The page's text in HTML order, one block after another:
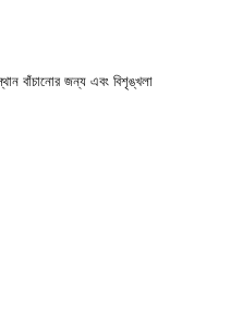
বাঁচানোর জন্য এবং বিশৃঙ্খলা